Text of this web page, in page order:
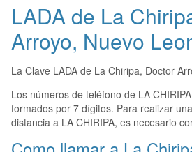
LADA de La
Arroyo, Nuevo
La Clave LADA de La Chiripa, Doctor
Los números de teléfono de LA
formados por 7 dígitos. Para realizar
distancia a LA CHIRIPA, es necesario